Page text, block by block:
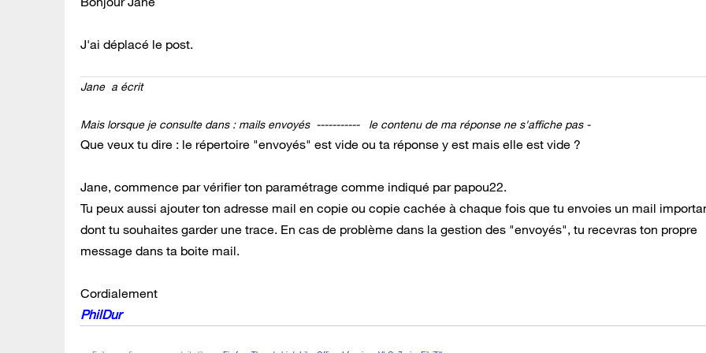
J'ai déplacé le post.
Jane a écrit
Mais lorsque je consulte dans : mails envoyés ----------- le contenu de ma réponse ne s'affiche pas -
Que veux tu dire : le répertoire "envoyés" est vide ou ta réponse y est mais elle est vide ?
Jane, commence par vérifier ton paramétrage comme indiqué par papou22.
Tu peux aussi ajouter ton adresse mail en copie ou copie cachée à chaque fois que tu envoies un mail
dont tu souhaites garder une trace. En cas de problème dans la gestion des "envoyés", tu recevras ton propre
message dans ta boite mail.
Cordialement
PhilDur